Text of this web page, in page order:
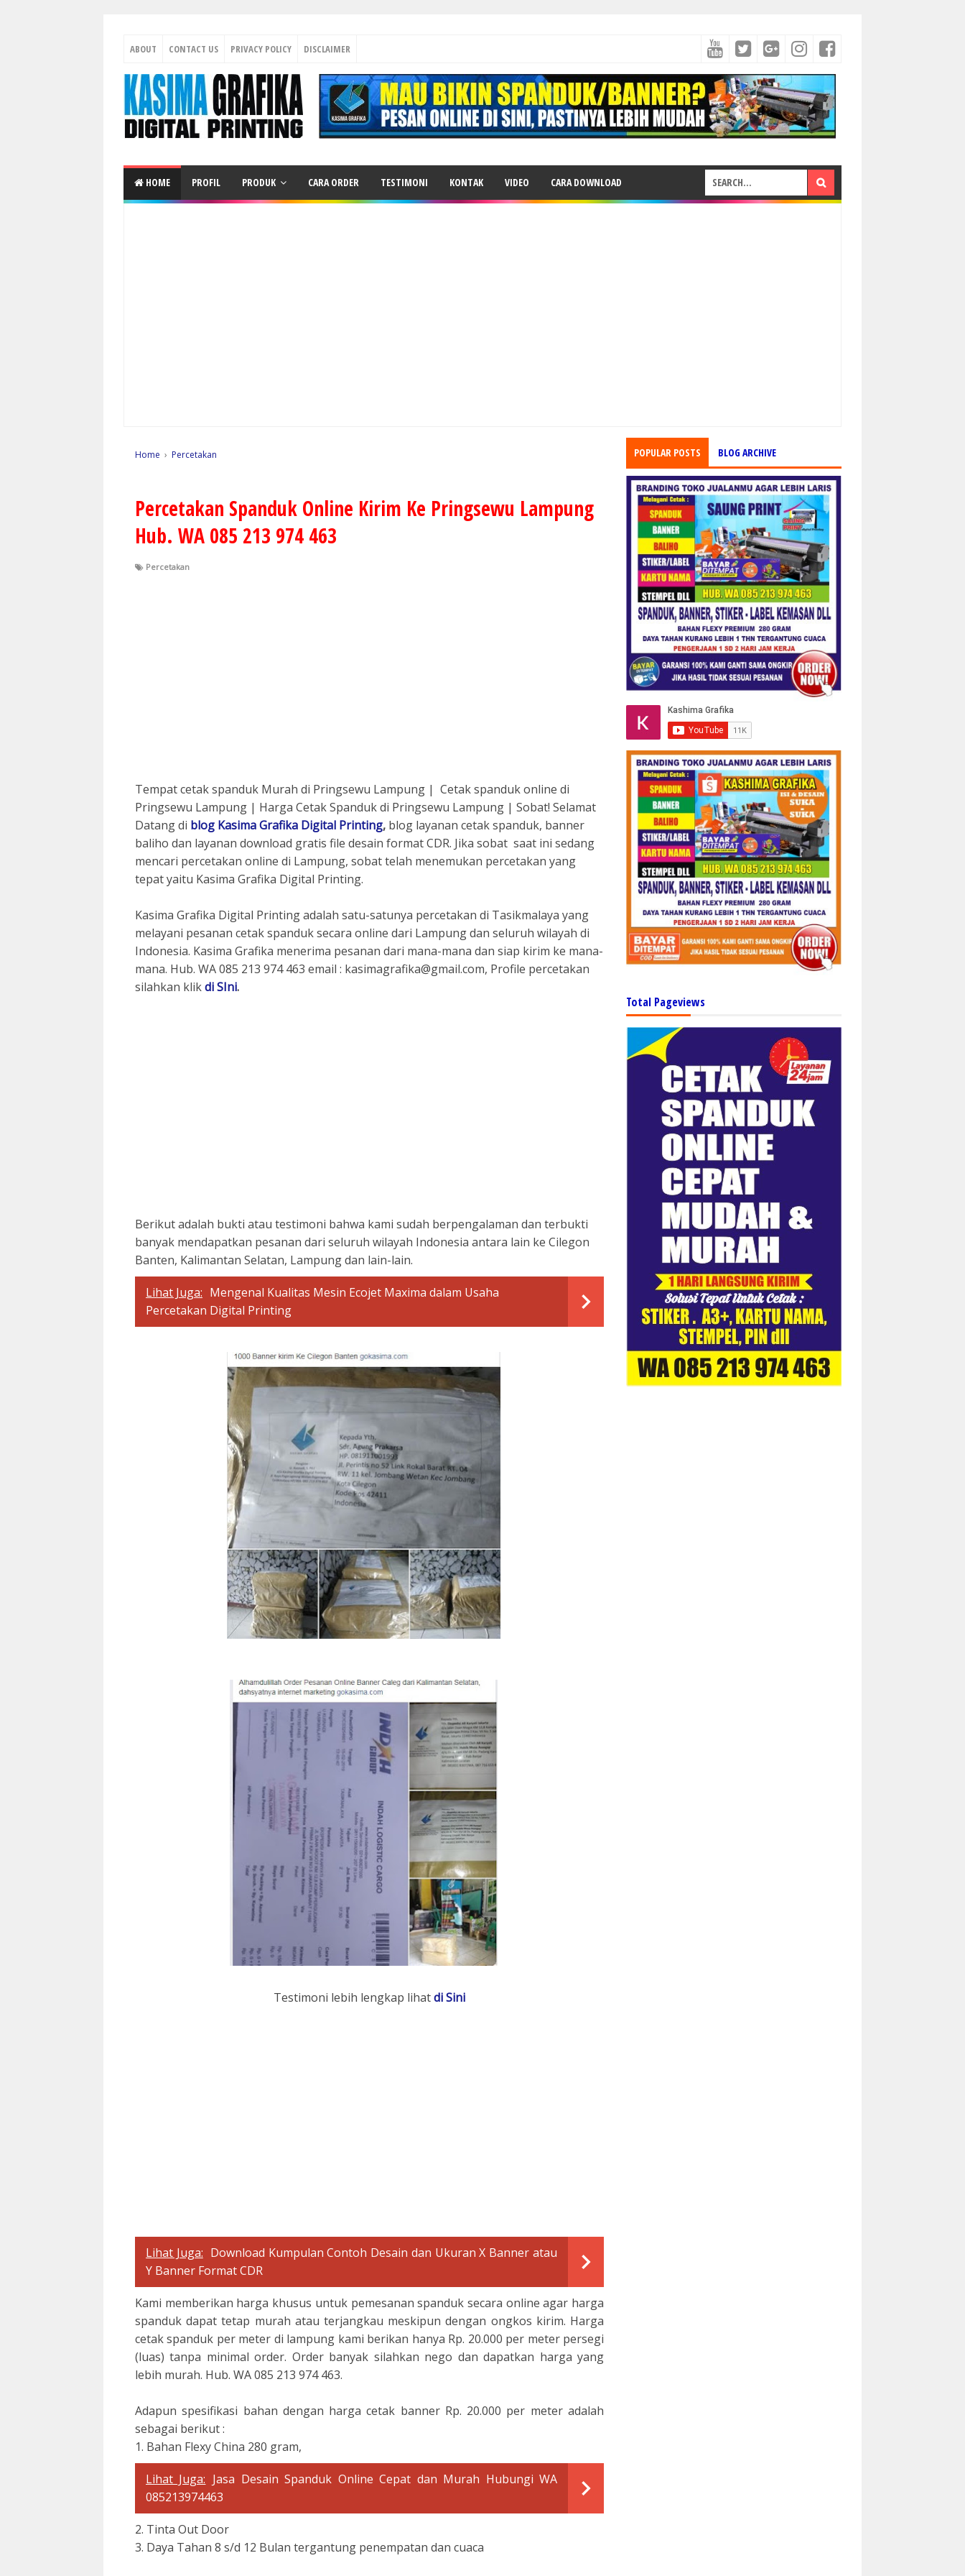
ABOUT CONTACT US PRIVACY POLICY DISCLAIMER
HOME PROFIL PRODUK CARA ORDER TESTIMONI KONTAK VIDEO CARA DOWNLOAD
Home › Percetakan
Percetakan Spanduk Online Kirim Ke Pringsewu Lampung
Hub. WA 085 213 974 463
Percetakan
Tempat cetak spanduk Murah di Pringsewu Lampung | Cetak spanduk online di
Pringsewu Lampung | Harga Cetak Spanduk di Pringsewu Lampung | Sobat! Selamat
Datang di blog Kasima Grafika Digital Printing, blog layanan cetak spanduk, banner
baliho dan layanan download gratis file desain format CDR. Jika sobat saat ini sedang
mencari percetakan online di Lampung, sobat telah menemukan percetakan yang
tepat yaitu Kasima Grafika Digital Printing.
Kasima Grafika Digital Printing adalah satu-satunya percetakan di Tasikmalaya yang
melayani pesanan cetak spanduk secara online dari Lampung dan seluruh wilayah di
Indonesia. Kasima Grafika menerima pesanan dari mana-mana dan siap kirim ke mana-
mana. Hub. WA 085 213 974 463 email : kasimagrafika@gmail.com, Profile percetakan
silahkan klikdi SIni.
Berikut adalah bukti atau testimoni bahwa kami sudah berpengalaman dan terbukti
banyak mendapatkan pesanan dari seluruh wilayah Indonesia antara lain ke Cilegon
Banten, Kalimantan Selatan, Lampung dan lain-lain.
Lihat Juga: Mengenal Kualitas Mesin Ecojet Maxima dalam Usaha
Percetakan Digital Printing
Testimoni lebih lengkap lihatdi Sini
Lihat Juga: Download Kumpulan Contoh Desain dan Ukuran X Banner atau
Y Banner Format CDR
Kami memberikan harga khusus untuk pemesanan spanduk secara online agar harga
spanduk dapat tetap murah atau terjangkau meskipun dengan ongkos kirim. Harga
cetak spanduk per meter di lampung kami berikan hanya Rp. 20.000 per meter persegi
(luas) tanpa minimal order. Order banyak silahkan nego dan dapatkan harga yang
lebih murah. Hub. WA 085 213 974 463.
Adapun spesifikasi bahan dengan harga cetak banner Rp. 20.000 per meter adalah
sebagai berikut :
1. Bahan Flexy China 280 gram,
Lihat Juga: Jasa Desain Spanduk Online Cepat dan Murah Hubungi WA
085213974463
2. Tinta Out Door
3. Daya Tahan 8 s/d 12 Bulan tergantung penempatan dan cuaca
POPULAR POSTS BLOG ARCHIVE
Total Pageviews